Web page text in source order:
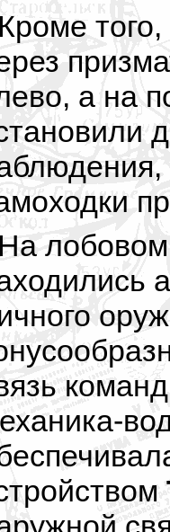
Кроме
а на
На лобовом